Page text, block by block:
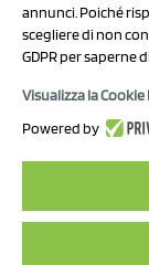
annunci. Poiché
scegliere di non
GDPR per saperne
Visualizza la
Powered by